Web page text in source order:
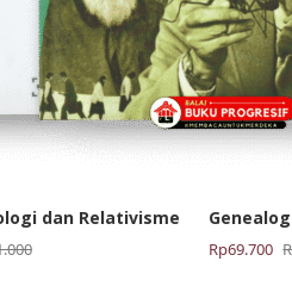
dan Relativisme
Harga
Rp69.700
Harga